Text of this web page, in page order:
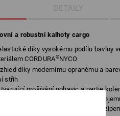
DETAILY
a robustní kalhoty cargo
díky vysokému podílu bavlny
CORDURA®NYCO
díky modernímu opranému a
střih
prošívání nohavic a partie
stahovací šňůrkou pro nastavení
kapsy, jedna se skrytou kapsou se